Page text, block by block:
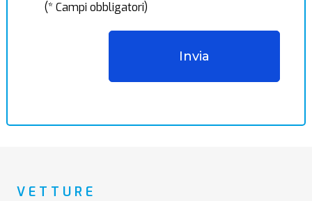
(* Campi obbligatori)
VETTURE